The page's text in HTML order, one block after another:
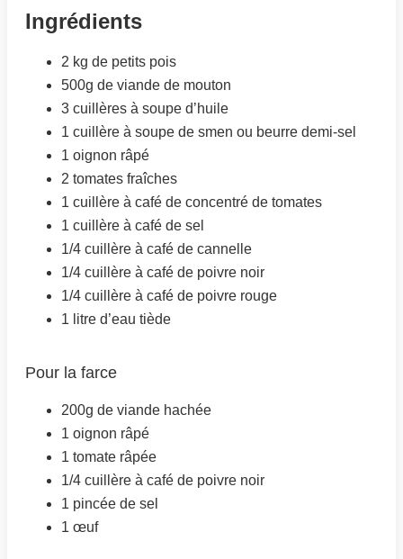
Ingrédients
2 kg de petits pois
500g de viande de mouton
3 cuillères à soupe d’huile
1 cuillère à soupe de smen ou beurre demi-sel
1 oignon râpé
2 tomates fraîches
1 cuillère à café de concentré de tomates
1 cuillère à café de sel
1/4 cuillère à café de cannelle
1/4 cuillère à café de poivre noir
1/4 cuillère à café de poivre rouge
1 litre d’eau tiède
Pour la farce
200g de viande hachée
1 oignon râpé
1 tomate râpée
1/4 cuillère à café de poivre noir
1 pincée de sel
1 œuf